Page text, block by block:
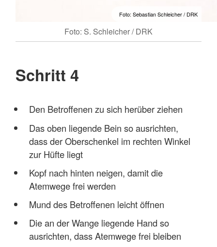
Foto: Sebastian Schleicher / DRK
Foto: S. Schleicher / DRK
Schritt 4
Den Betroffenen zu sich herüber ziehen
Das oben liegende Bein so ausrichten,
dass der Oberschenkel im rechten Winkel
zur Hüfte liegt
Kopf nach hinten neigen, damit die
Atemwege frei werden
Mund des Betroffenen leicht öffnen
Die an der Wange liegende Hand so
ausrichten, dass Atemwege frei bleiben